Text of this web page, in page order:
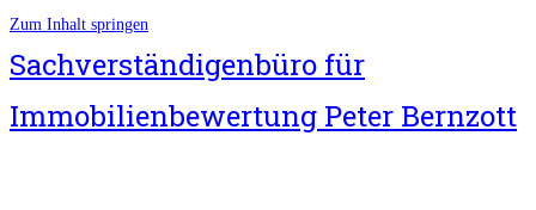
Zum Inhalt springen
Sachverständigenbüro für
Immobilienbewertung Peter Bernzott